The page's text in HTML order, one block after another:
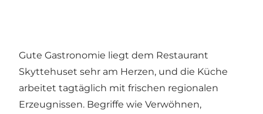
Gute Gastronomie liegt dem Restaurant
Skyttehuset sehr am Herzen, und die Küche
arbeitet tagtäglich mit frischen regionalen
Erzeugnissen. Begriffe wie Verwöhnen,